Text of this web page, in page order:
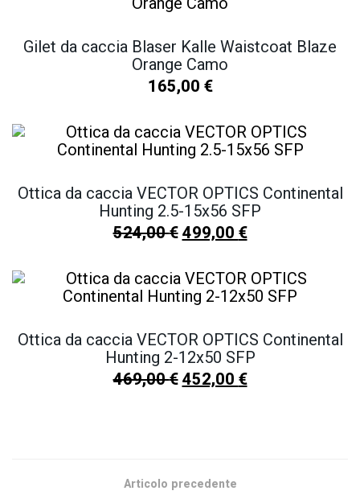
Gilet da caccia Blaser Kalle Waistcoat Blaze
Orange Camo
165,00 €
Ottica da caccia VECTOR OPTICS Continental
Hunting 2.5-15x56 SFP
524,00€499,00€
Ottica da caccia VECTOR OPTICS Continental
Hunting 2-12x50 SFP
469,00€452,00€
Articolo precedente